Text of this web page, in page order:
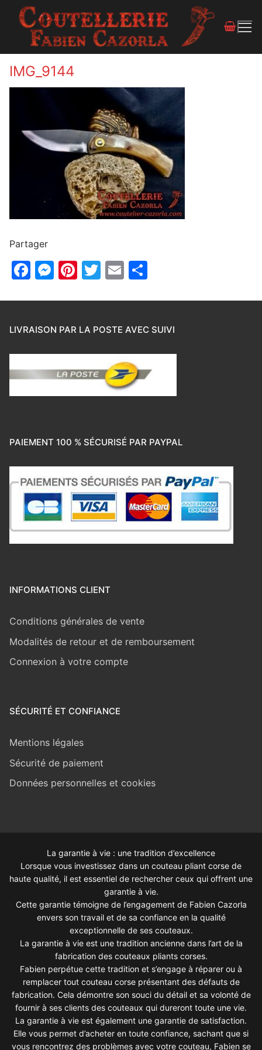
IMG_9144
Partager
Facebook
Messenger
Pinterest
Twitter
Email
LIVRAISON PAR LA POSTE AVEC SUIVI
PAIEMENT 100 % SÉCURISÉ PAR PAYPAL
INFORMATIONS CLIENT
Conditions générales de vente
Modalités de retour et de remboursement
Connexion à votre compte
SÉCURITÉ ET CONFIANCE
Mentions légales
Sécurité de paiement
Données personnelles et cookies
La garantie à vie : une tradition d’excellence
Lorsque vous investissez dans un couteau pliant corse de
haute qualité, il est essentiel de rechercher ceux qui offrent une
garantie à vie.
Cette garantie témoigne de l’engagement de Fabien Cazorla
envers son travail et de sa confiance en la qualité
exceptionnelle de ses couteaux.
La garantie à vie est une tradition ancienne dans l’art de la
fabrication des couteaux pliants corses.
Fabien perpétue cette tradition et s’engage à réparer ou à
remplacer tout couteau corse présentant des défauts de
fabrication. Cela démontre son souci du détail et sa volonté de
fournir à ses clients des couteaux qui dureront toute une vie.
La garantie à vie est également une garantie de satisfaction.
Elle vous permet d’acheter en toute confiance, sachant que si
vous rencontrez des problèmes avec votre couteau, Fabien se